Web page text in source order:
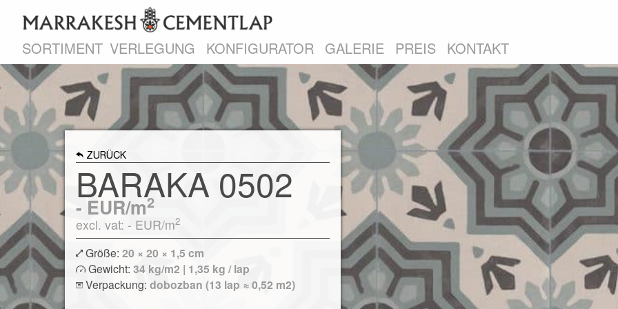
SORTIMENT VERLEGUNG KONFIGURATOR GALERIE PREIS KONTAKT
ZURÜCK
BARAKA 0502
- EUR/m2
excl. vat: - EUR/m2
Größe:20 × 20 × 1,5 cm
Gewicht:34 kg/m2 | 1,35 kg / lap
Verpackung:dobozban (13 lap ≈ 0,52 m2)